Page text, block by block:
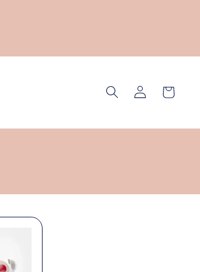
29,90€ solo 3,99€ da 49,90€
Accedi Carrello